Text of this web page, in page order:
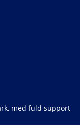
med fuld support